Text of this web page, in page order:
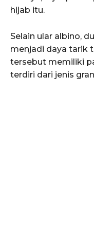
hijab itu.
Selain ular albino,
menjadi daya tarik
tersebut memiliki
terdiri dari jenis